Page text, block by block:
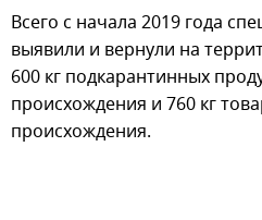
Всего с начала 2019 года
выявили и вернули на
600 кг подкарантинных
происхождения и 760 кг
происхождения.